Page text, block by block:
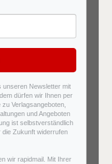
unseren Newsletter mit
dürfen wir Ihnen per
Verlagsangeboten,
und Angeboten
ist selbstverständlich
die Zukunft widerrufen
wir rapidmail. Mit Ihrer